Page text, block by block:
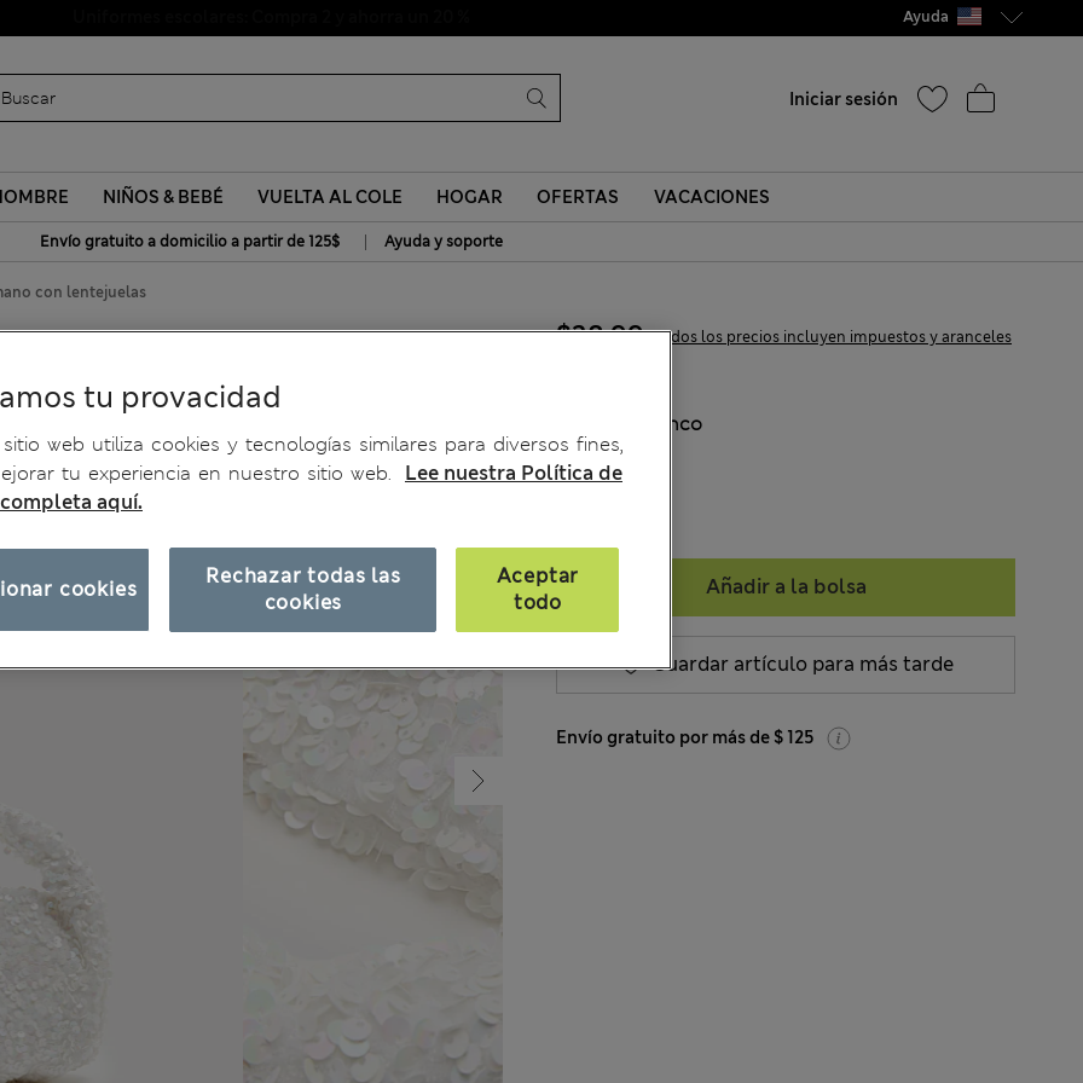
Ayuda
Iniciar sesión
NIÑOS & BEBÉ VUELTA AL COLE HOGAR OFERTAS VACACIONES
Envío gratuito a domicilio a partir de 125$ | Ayuda y soporte
con lentejuelas
$38.99 Todos los precios incluyen impuestos y aranceles
Blanco
Añadir a la bolsa
Guardar artículo para más tarde
Envío gratuito por más de $ 125
tu provacidad
web utiliza cookies y tecnologías similares para diversos fines,
tu experiencia en nuestro sitio web.
Lee nuestra Política de
aquí.
Rechazar todas las
cookies
Aceptar
todo
cookies